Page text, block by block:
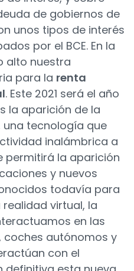
de gobiernos de
unos tipos de interés
por el BCE. En la
alto nuestra
para la renta
. Este 2021 será el año
la aparición de la
tecnología que
inalámbrica a
permitirá la aparición
y nuevos
todavía para
realidad virtual, la
en las
coches autónomos y
con el